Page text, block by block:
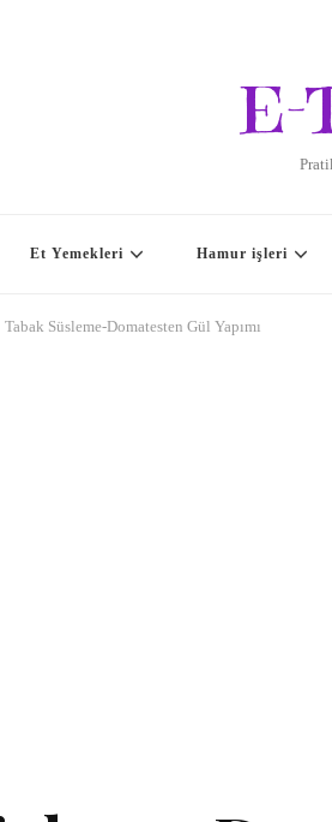
E-
Et Yemekleri Hamur işleri
Tabak Süsleme-Domatesten Gül Yapımı